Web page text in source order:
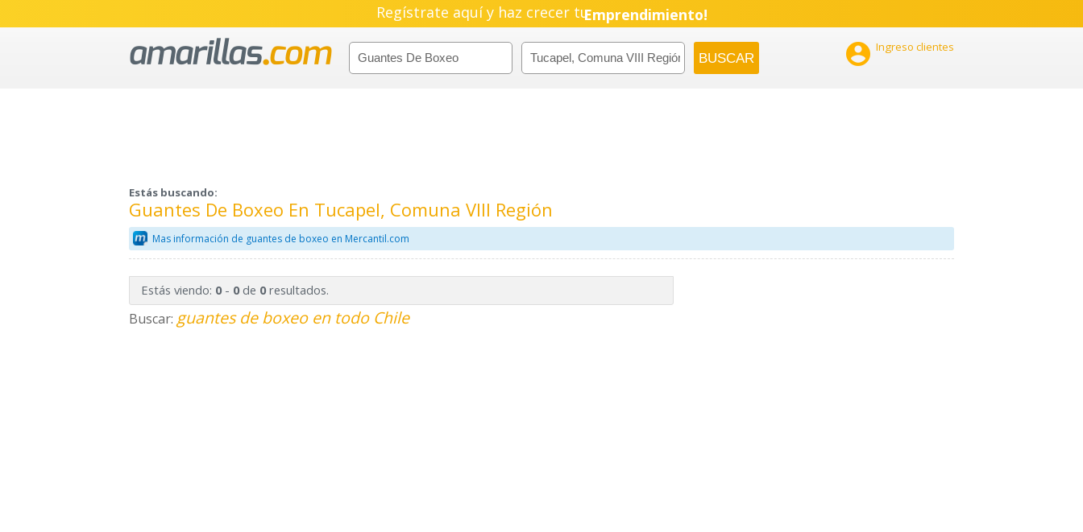
Regístrate aquí y haz crecer tuEmprendimiento!
 Ingreso clientes
Estás buscando:
Guantes De Boxeo En Tucapel, Comuna VIII Región
Mas información de guantes de boxeo en Mercantil.com
Estás viendo: 0- 0de 0resultados.
Buscar: guantes de boxeo en todo Chile